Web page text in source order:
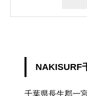
NAKISURF
千葉県長生郡一